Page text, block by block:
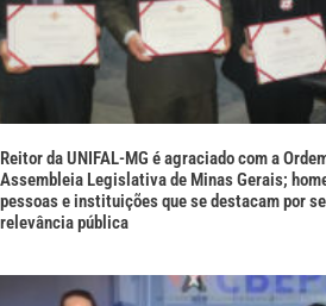
Reitor da UNIFAL-MG é agraciado com a
Assembleia Legislativa de Minas Gerais;
pessoas e instituições que se destacam por
relevância pública